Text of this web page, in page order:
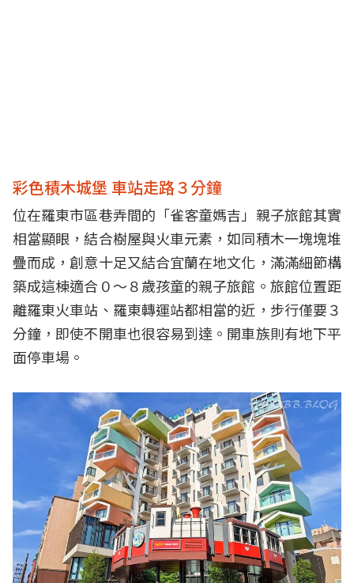
彩色積木城堡 車站走路３分鐘
位在羅東市區巷弄間的「雀客童媽吉」親子旅館其實
相當顯眼，結合樹屋與火車元素，如同積木一塊塊堆
疊而成，創意十足又結合宜蘭在地文化，滿滿細節構
築成這棟適合０～８歲孩童的親子旅館。旅館位置距
離羅東火車站、羅東轉運站都相當的近，步行僅要３
分鐘，即使不開車也很容易到達。開車族則有地下平
面停車場。